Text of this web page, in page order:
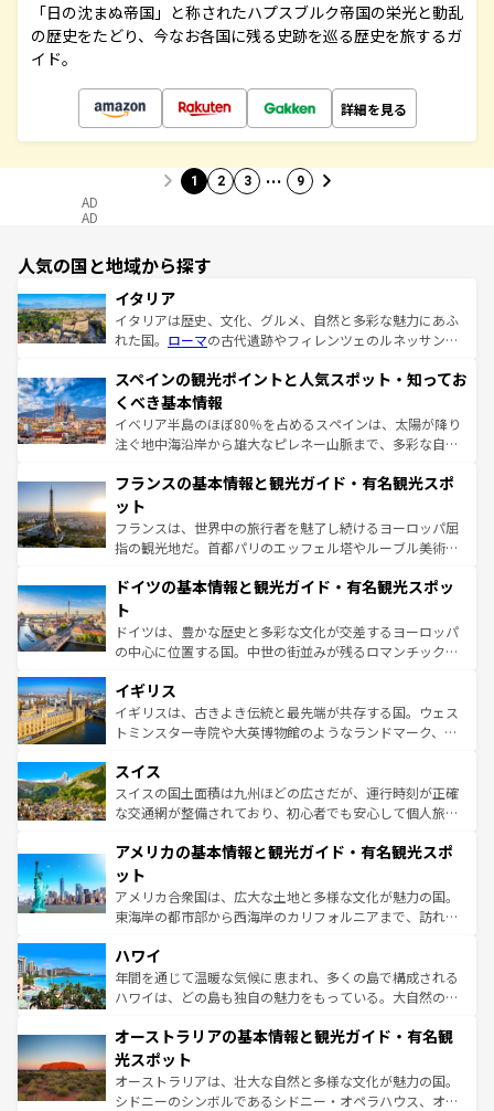
「日の沈まぬ帝国」と称されたハプスブルク帝国の栄光と動乱
の歴史をたどり、今なお各国に残る史跡を巡る歴史を旅するガ
イド。
詳細を見る
1 2 3 … 9
AD
AD
人気の国と地域から探す
イタリア
イタリアは歴史、文化、グルメ、自然と多彩な魅力にあふ
れた国。 ローマの古代遺跡やフィレンツェのルネッサンス
ろん、トスカーナの美しい田園風景やアマルフィ海岸の絶
景など、自然景観も見逃せない。観光の合間には、本場の
ピザやパスタなど、絶品のイタリア料理を堪能することも
できる。朝目覚めてから夜眠るまで、すべての瞬間を楽し
なお、新着のイタリア情報はコンテンツ一覧を参照してほ
しい。
スペインの観光ポイントと人気スポット・知ってお
くべき基本情報
イベリア半島のほぼ80％を占めるスペインは、太陽が降り
注ぐ地中海沿岸から雄大なピレネー山脈まで、多彩な自然
文化が根付くこの国では、情熱的なフラメンコ、熱気あふ
れる闘牛、そして美味しいタパスが生活の一部となってい
る。首都マドリードの洗練された雰囲気や、バルセロナの
アートに溢れた街角から、地方では古代ローマ遺跡や中世
せる。地方によって風土や気候が異なるスペインはその個
ンテンツ一覧 を参照してほしい。
フランスの基本情報と観光ガイド・有名観光スポ
ット
フランスは、世界中の旅行者を魅了し続けるヨーロッパ屈
指の観光地だ。首都パリのエッフェル塔やルーブル美術館
で、幅広い魅力が詰まっている。華麗な宮殿、歴史的な大
聖堂、美しいビーチ、そして豊かな自然が、訪れる者を心
から魅了する。また、フランスは美食の国としても知ら
れ、フランス料理はユネスコ無形文化遺産にも登録されて
香り高いラベンダー畑など、多彩な楽しみ方が可能だ。さ
らに、パリ以外の地域にも魅力が溢れており、どの街角に
も豊かな歴史と文化が息づいている。パリ以外の個性あふ
を参照してほしい。
ドイツの基本情報と観光ガイド・有名観光スポッ
ト
ドイツは、豊かな歴史と多彩な文化が交差するヨーロッパ
の中心に位置する国。中世の街並みが残るロマンチック街
顔を持つこの国は、どこを歩いても飽きることがない。ベ
ルリンの文化的活気、バイエルン州のアルプスの絶景、そ
してライン川沿いのワイン畑といった風景は必見。ビール
は、お酒好きな人にはぜひ体験してほしい。 なお、新着の
ドイツ情報はコンテンツ一覧を参照してほしい。
イギリス
イギリスは、古きよき伝統と最先端が共存する国。ウェス
トミンスター寺院や大英博物館のようなランドマーク、歴
リアごとに異なる魅力がある。また、優雅なアフタヌーン
ティー、ビール好きにはたまらない英国パブ、サッカー観
戦など、本場だからこそできる体験も豊富。イギリスを旅
ンツ一覧を参照してほしい。
スイス
スイスの国土面積は九州ほどの広さだが、運行時刻が正確
な交通網が整備されており、初心者でも安心して個人旅行
の建物がそのまま残る町や、スイスならではのユニークな
博物館もあり、アルプス観光だけでなく町歩きも満喫する
ことができる。国民の所得が高いため物価も高いが、旅行
者向けの交通パス提供のサービスもあり、うまく活用すれ
着のスイス情報は
アメリカの基本情報と観光ガイド・有名観光スポ
ット
アメリカ合衆国は、広大な土地と多様な文化が魅力の国。
東海岸の都市部から西海岸のカリフォルニアまで、訪れる
のような巨大都市は、観光、ショッピング、エンターテイ
ンメントが詰まった刺激的なスポットだ。一方、アメリカ
西部には大自然が広がり、グランドキャニオンやイエロー
部のニューオーリンズでは、音楽と美食が融合した独特の
文化が魅力。旅行者はアメリカの各地域で異なる魅力を楽
しみながら、その多様性と豊かな歴史を感じることができ
るだろう。車でのロードトリップや列車の旅も、アメリカ
ハワイ
年間を通じて温暖な気候に恵まれ、多くの島で構成される
ハワイは、どの島も独自の魅力をもっている。大自然の神
ワイ島は見逃せない。また、定番の観光地といえばオアフ
島だが、静かな自然を求めるならマウイ島やカウアイ島が
おすすめ。エメラルドグリーンに輝く海をはじめ、豊かな
文化や歴史が息づいている。「アロハスピリット」と呼ば
オーストラリアの基本情報と観光ガイド・有名観
光スポット
オーストラリアは、壮大な自然と多様な文化が魅力の国。
シドニーのシンボルであるシドニー・オペラハウス、オー